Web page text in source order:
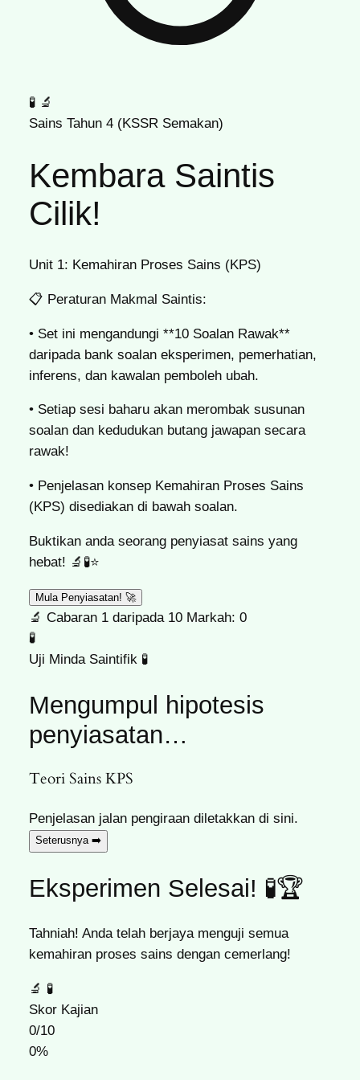
🧪 🔬
Sains Tahun 4 (KSSR Semakan)
Kembara Saintis
Cilik!
Unit 1: Kemahiran Proses Sains (KPS)
📋 Peraturan Makmal Saintis:
• Set ini mengandungi **10 Soalan Rawak**
daripada bank soalan eksperimen, pemerhatian,
inferens, dan kawalan pemboleh ubah.
• Setiap sesi baharu akan merombak susunan
soalan dan kedudukan butang jawapan secara
rawak!
• Penjelasan konsep Kemahiran Proses Sains
(KPS) disediakan di bawah soalan.
Buktikan anda seorang penyiasat sains yang
hebat! 🔬🧪⭐
Mula Penyiasatan! 🚀
🔬 Cabaran 1daripada 10 Markah: 0
🧪
Uji Minda Saintifik 🧪
Mengumpul hipotesis
penyiasatan…
Teori Sains KPS
Penjelasan jalan pengiraan diletakkan di sini.
Seterusnya ➡️
Eksperimen Selesai! 🧪🏆
Tahniah! Anda telah berjaya menguji semua
kemahiran proses sains dengan cemerlang!
🔬 🧪
Skor Kajian
0/10
0%